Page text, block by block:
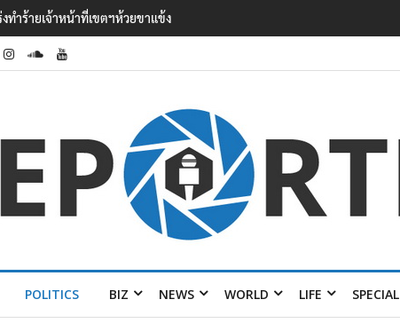
อง ไลง์’ เยือนไทย ขึงป้าย ‘ไม่ต้อนรับอาชญากร’
POLITICS BIZ NEWS WORLD LIFE SPECIAL